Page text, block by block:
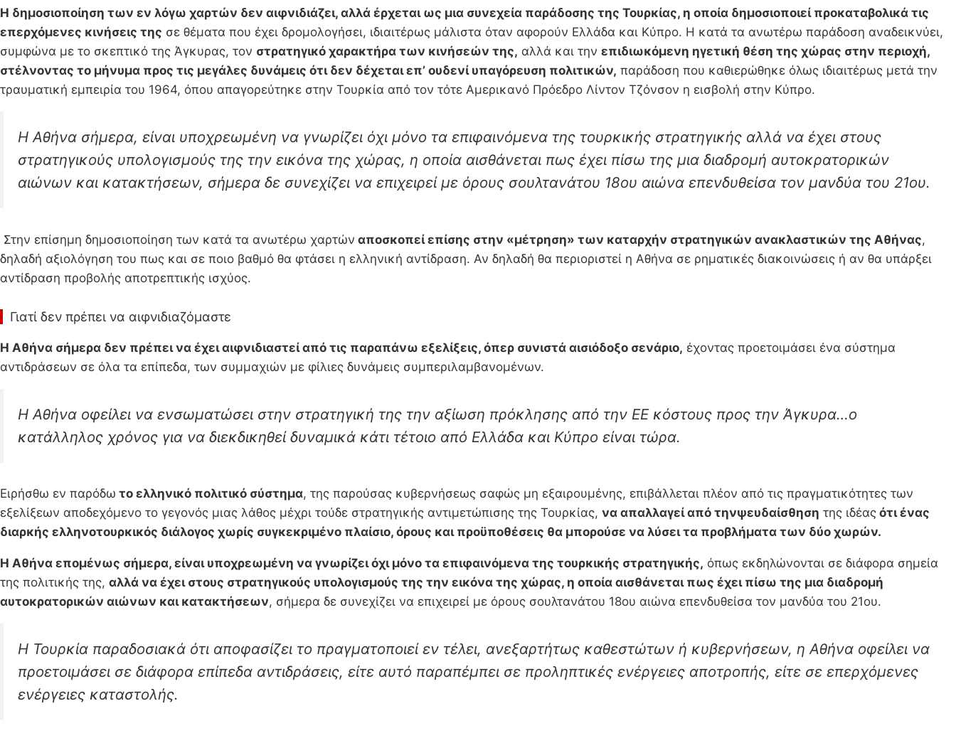
Η δημοσιοποίηση των εν λόγω χαρτών δεν αιφνιδιάζει, αλλά έρχεται ως μια συνεχεία παράδοσης της Τουρκίας, η οποία δημοσιοποιεί προκαταβολικά τις
επερχόμενες κινήσεις της σε θέματα που έχει δρομολογήσει, ιδιαιτέρως μάλιστα όταν αφορούν Ελλάδα και Κύπρο. Η κατά τα ανωτέρω παράδοση αναδεικνύει,
συμφώνα με το σκεπτικό της Άγκυρας, τον στρατηγικό χαρακτήρα των κινήσεών της, αλλά και την επιδιωκόμενη ηγετική θέση της χώρας στην περιοχή,
στέλνοντας το μήνυμα προς τις μεγάλες δυνάμεις ότι δεν δέχεται επ’ ουδενί υπαγόρευση πολιτικών, παράδοση που καθιερώθηκε όλως ιδιαιτέρως μετά την
τραυματική εμπειρία του 1964, όπου απαγορεύτηκε στην Τουρκία από τον τότε Αμερικανό Πρόεδρο Λίντον Τζόνσον η εισβολή στην Κύπρο.
Η Αθήνα σήμερα, είναι υποχρεωμένη να γνωρίζει όχι μόνο τα επιφαινόμενα της τουρκικής στρατηγικής αλλά να έχει στους
στρατηγικούς υπολογισμούς της την εικόνα της χώρας, η οποία αισθάνεται πως έχει πίσω της μια διαδρομή αυτοκρατορικών
αιώνων και κατακτήσεων, σήμερα δε συνεχίζει να επιχειρεί με όρους σουλτανάτου 18ου αιώνα επενδυθείσα τον μανδύα του 21ου.
Στην επίσημη δημοσιοποίηση των κατά τα ανωτέρω χαρτών αποσκοπεί επίσης στην «μέτρηση» των καταρχήν στρατηγικών ανακλαστικών της Αθήνας,
δηλαδή αξιολόγηση του πως και σε ποιο βαθμό θα φτάσει η ελληνική αντίδραση. Αν δηλαδή θα περιοριστεί η Αθήνα σε ρηματικές διακοινώσεις ή αν θα υπάρξει
αντίδραση προβολής αποτρεπτικής ισχύος.
Γιατί δεν πρέπει να αιφνιδιαζόμαστε
Η Αθήνα σήμερα δεν πρέπει να έχει αιφνιδιαστεί από τις παραπάνω εξελίξεις, όπερ συνιστά αισιόδοξο σενάριο, έχοντας προετοιμάσει ένα σύστημα
αντιδράσεων σε όλα τα επίπεδα, των συμμαχιών με φίλιες δυνάμεις συμπεριλαμβανομένων.
Η Αθήνα οφείλει να ενσωματώσει στην στρατηγική της την αξίωση πρόκλησης από την ΕΕ κόστους προς την Άγκυρα…ο
κατάλληλος χρόνος για να διεκδικηθεί δυναμικά κάτι τέτοιο από Ελλάδα και Κύπρο είναι τώρα.
Ειρήσθω εν παρόδω το ελληνικό πολιτικό σύστημα, της παρούσας κυβερνήσεως σαφώς μη εξαιρουμένης, επιβάλλεται πλέον από τις πραγματικότητες των
εξελίξεων αποδεχόμενο το γεγονός μιας λάθος μέχρι τούδε στρατηγικής αντιμετώπισης της Τουρκίας, να απαλλαγεί από τηνψευδαίσθηση της ιδέας ότι ένας
διαρκής ελληνοτουρκικός διάλογος χωρίς συγκεκριμένο πλαίσιο, όρους και προϋποθέσεις θα μπορούσε να λύσει τα προβλήματα των δύο χωρών.
Η Αθήνα επομένως σήμερα, είναι υποχρεωμένη να γνωρίζει όχι μόνο τα επιφαινόμενα της τουρκικής στρατηγικής, όπως εκδηλώνονται σε διάφορα σημεία
της πολιτικής της, αλλά να έχει στους στρατηγικούς υπολογισμούς της την εικόνα της χώρας, η οποία αισθάνεται πως έχει πίσω της μια διαδρομή
αυτοκρατορικών αιώνων και κατακτήσεων, σήμερα δε συνεχίζει να επιχειρεί με όρους σουλτανάτου 18ου αιώνα επενδυθείσα τον μανδύα του 21ου.
Η Τουρκία παραδοσιακά ότι αποφασίζει το πραγματοποιεί εν τέλει, ανεξαρτήτως καθεστώτων ή κυβερνήσεων, η Αθήνα οφείλει να
προετοιμάσει σε διάφορα επίπεδα αντιδράσεις, είτε αυτό παραπέμπει σε προληπτικές ενέργειες αποτροπής, είτε σε επερχόμενες
ενέργειες καταστολής.